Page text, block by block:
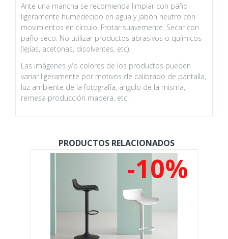
Ante una mancha se recomienda limpiar con paño
ligeramente humedecido en agua y jabón neutro con
movimientos en círculo. Frotar suavemente. Secar con
paño seco. No utilizar productos abrasivos o químicos
(lejías, acetonas, disolventes, etc).
Las imágenes y/o colores de los productos pueden
variar ligeramente por motivos de calibrado de pantalla,
luz ambiente de la fotografía, ángulo de la misma,
remesa producción madera, etc.
PRODUCTOS RELACIONADOS
-10%